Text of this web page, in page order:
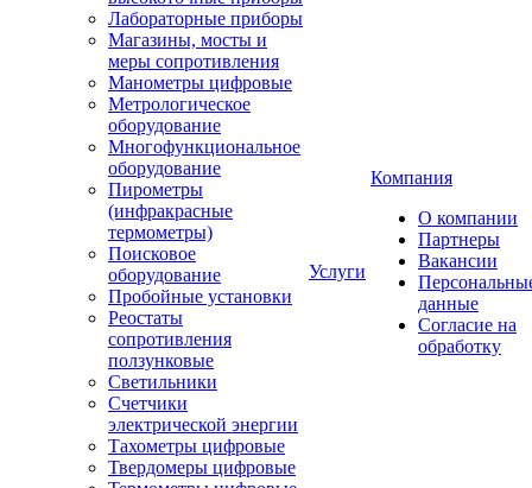
Лабораторные приборы
Магазины, мосты и
меры сопротивления
Манометры цифровые
Метрологическое
оборудование
Многофункциональное
оборудование
Пирометры
(инфракрасные
термометры)
Поисковое
оборудование
Пробойные установки
Реостаты
сопротивления
ползунковые
Светильники
Счетчики
электрической энергии
Тахометры цифровые
Твердомеры цифровые
Услуги
Компания
О компании
Партнеры
Вакансии
данные
Согласие на
обработку